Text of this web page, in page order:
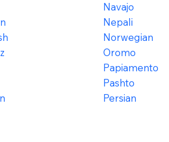
Navajo
Nepali
Norwegian
Oromo
Papiamento
Pashto
Persian